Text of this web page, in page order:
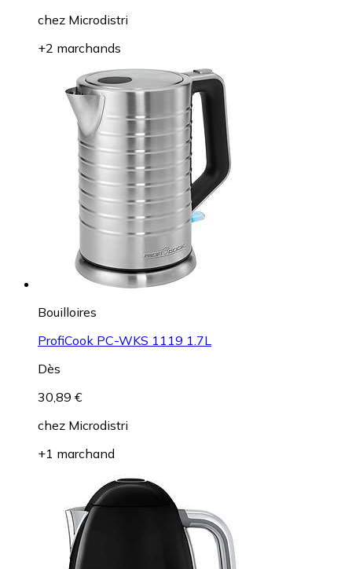
chez Microdistri
+2 marchands
Bouilloires
ProfiCook PC-WKS 1119 1.7L
Dès
30,89 €
chez Microdistri
+1 marchand